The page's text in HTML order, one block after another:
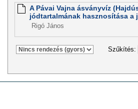
A Pávai Vajna ásványvíz
jódtartalmának hasznosítása a
Rigó János
Szűkítés: